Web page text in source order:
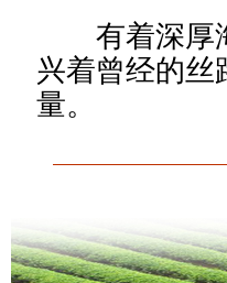
有着深厚海
兴着曾经的丝
量。